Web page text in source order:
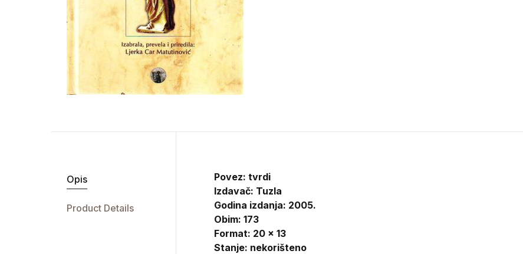
Opis
Product Details
Povez: tvrdi
Izdavač: Tuzla
Godina izdanja: 2005.
Obim: 173
Format: 20 x 13
Stanje: nekorišteno